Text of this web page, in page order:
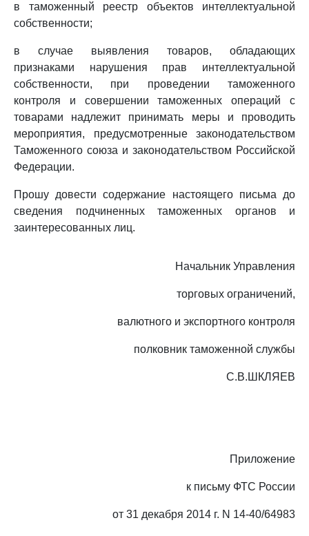
в таможенный реестр объектов интеллектуальной
собственности;
в случае выявления товаров, обладающих
признаками нарушения прав интеллектуальной
собственности, при проведении таможенного
контроля и совершении таможенных операций с
товарами надлежит принимать меры и проводить
мероприятия, предусмотренные законодательством
Таможенного союза и законодательством Российской
Федерации.
Прошу довести содержание настоящего письма до
сведения подчиненных таможенных органов и
заинтересованных лиц.
Начальник Управления
торговых ограничений,
валютного и экспортного контроля
полковник таможенной службы
С.В.ШКЛЯЕВ
Приложение
к письму ФТС России
от 31 декабря 2014 г. N 14-40/64983